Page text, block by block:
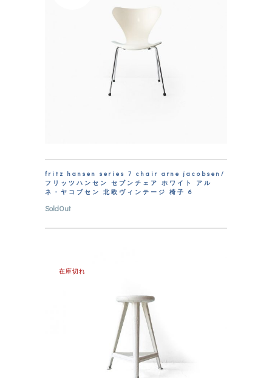
fritz hansen series 7 chair arne jacobsen/
フリッツハンセン セブンチェア ホワイト アル
ネ・ヤコブセン 北欧ヴィンテージ 椅子 6
SoldOut
在庫切れ